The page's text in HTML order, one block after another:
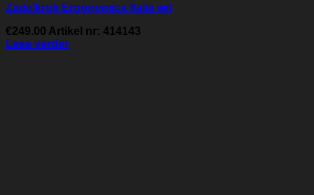
Zadelkruk Ergonomica Italia wit
€249.00 Artikel nr: 414143
Lees verder